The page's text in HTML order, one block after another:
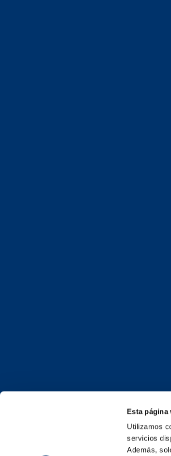
Esta página
Utilizamos
servicios
Además,